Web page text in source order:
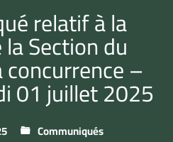
relatif à la
Section du
concurrence –
01 juillet 2025
Communiqués